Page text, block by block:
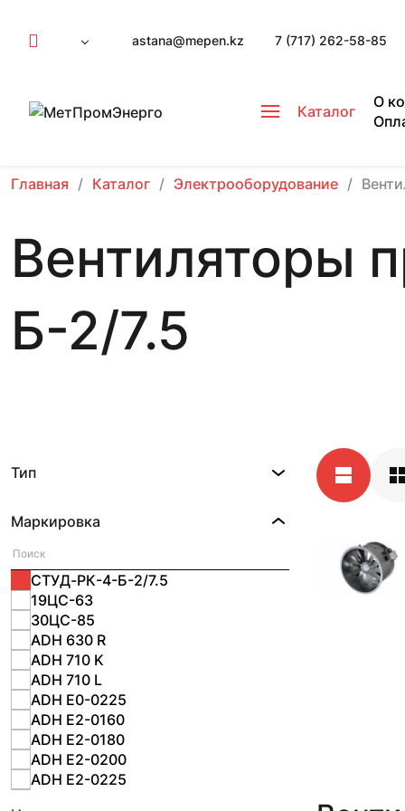
astana@mepen.kz 7 (717) 262-58-85
Каталог
О
Главная Каталог Электрооборудование
Вентиляторы
Б-2/7.5
Тип
Маркировка
19ЦС-63
30ЦС-85
ADH 630 R
ADH 710 K
ADH 710 L
ADH E0-0225
ADH E2-0160
ADH E2-0180
ADH E2-0200
ADH E2-0225
СТУД-РК-4-Б-2/7.5